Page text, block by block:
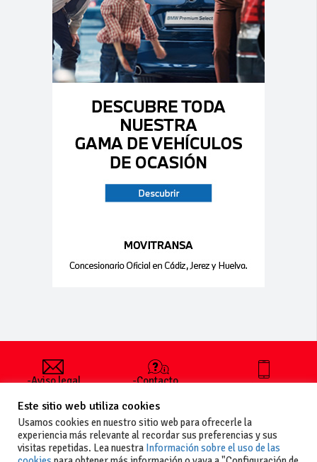
-Aviso legal
generales
de uso
-Política de
privacidad
-Contacto
publicar un
anuncio
-Vende+
+34 627 35
Este sitio web utiliza cookies
Usamos cookies en nuestro sitio web para ofrecerle la
experiencia más relevante al recordar sus preferencias y sus
visitas repetidas. Lea nuestra Información sobre el uso de las